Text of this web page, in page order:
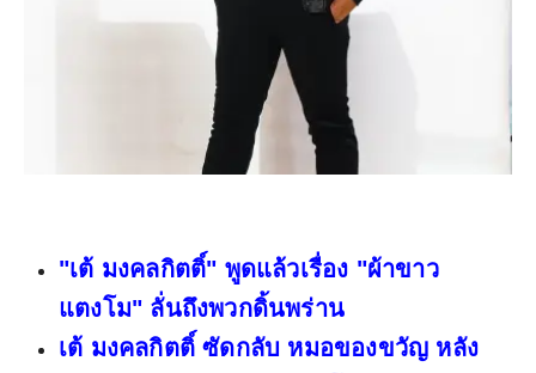
"เต้ มงคลกิตติ์" พูดแล้วเรื่อง "ผ้าขาว
แตงโม" ลั่นถึงพวกดิ้นพร่าน
เต้ มงคลกิตติ์ ซัดกลับ หมอของขวัญ หลัง